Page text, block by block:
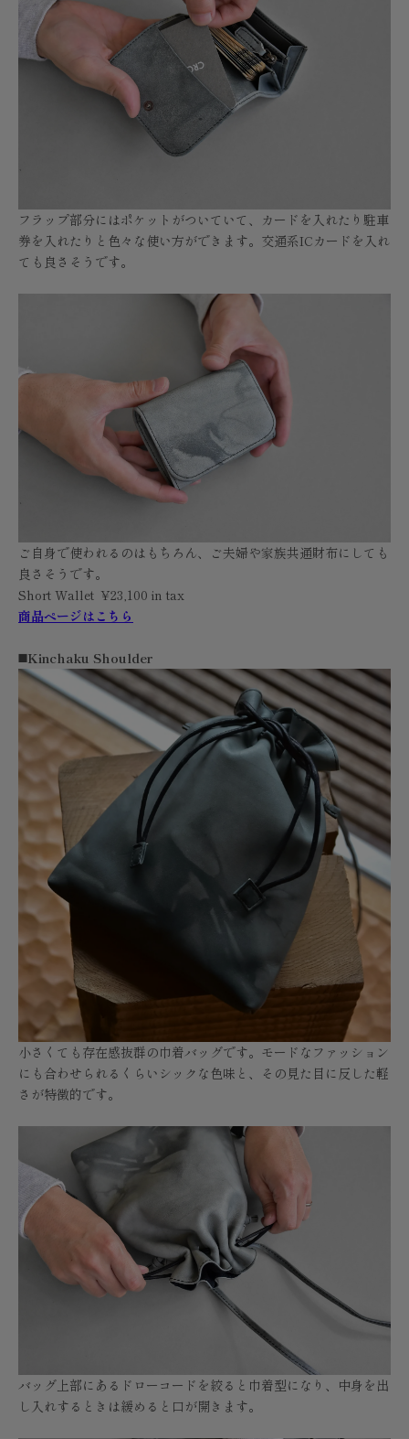
フラップ部分にはポケットがついていて、カードを入れたり駐車
券を入れたりと色々な使い方ができます。交通系ICカードを入れ
ても良さそうです。
ご自身で使われるのはもちろん、ご夫婦や家族共通財布にしても
良さそうです。
Short Wallet ¥23,100 in tax
商品ページはこちら
◼️Kinchaku Shoulder
小さくても存在感抜群の巾着バッグです。モードなファッション
にも合わせられるくらいシックな色味と、その見た目に反した軽
さが特徴的です。
バッグ上部にあるドローコードを絞ると巾着型になり、中身を出
し入れするときは緩めると口が開きます。